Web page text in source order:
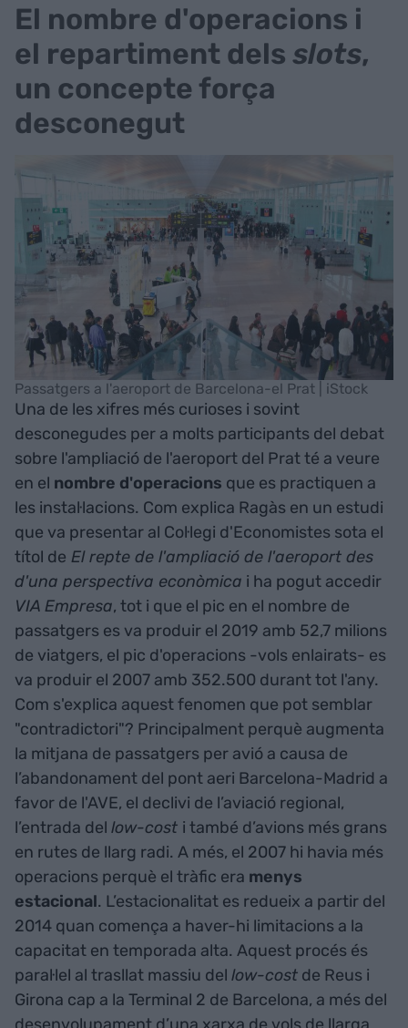
El nombre d'operacions i
el repartiment dels slots,
un concepte força
desconegut
Passatgers a l'aeroport de Barcelona-el Prat | iStock
Una de les xifres més curioses i sovint
desconegudes per a molts participants del debat
sobre l'ampliació de l'aeroport del Prat té a veure
en el nombre d'operacions que es practiquen a
les instal·lacions. Com explica Ragàs en un estudi
que va presentar al Col·legi d'Economistes sota el
títol de El repte de l'ampliació de l'aeroport des
d'una perspectiva econòmica i ha pogut accedir
VIA Empresa, tot i que el pic en el nombre de
passatgers es va produir el 2019 amb 52,7 milions
de viatgers, el pic d'operacions -vols enlairats- es
va produir el 2007 amb 352.500 durant tot l'any.
Com s'explica aquest fenomen que pot semblar
"contradictori"? Principalment perquè augmenta
la mitjana de passatgers per avió a causa de
l’abandonament del pont aeri Barcelona-Madrid a
favor de l'AVE, el declivi de l’aviació regional,
l’entrada del low-cost i també d’avions més grans
en rutes de llarg radi. A més, el 2007 hi havia més
operacions perquè el tràfic era menys
estacional. L’estacionalitat es redueix a partir del
2014 quan comença a haver-hi limitacions a la
capacitat en temporada alta. Aquest procés és
paral·lel al trasllat massiu del low-cost de Reus i
Girona cap a la Terminal 2 de Barcelona, a més del